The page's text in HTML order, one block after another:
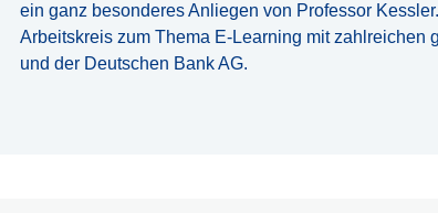
ein ganz besonderes Anliegen von Professor
Arbeitskreis zum Thema E-Learning mit zahlreichen
und der Deutschen Bank AG.